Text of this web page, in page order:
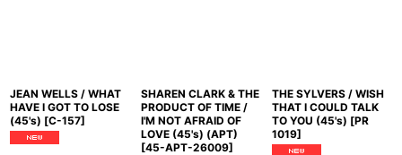
JEAN WELLS / WHAT
HAVE I GOT TO LOSE
(45's) [C-157]
SHAREN CLARK & THE
PRODUCT OF TIME /
I'M NOT AFRAID OF
LOVE (45's) (APT)
[45-APT-26009]
THE SYLVERS / WISH
THAT I COULD TALK
TO YOU (45's) [PR
1019]